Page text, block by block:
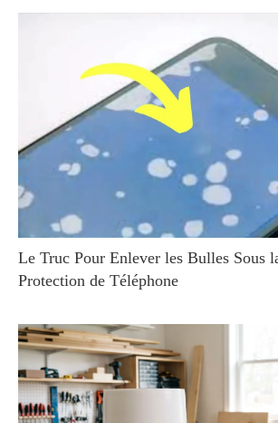
Le Truc Pour Enlever les Bulles Sous
Protection de Téléphone